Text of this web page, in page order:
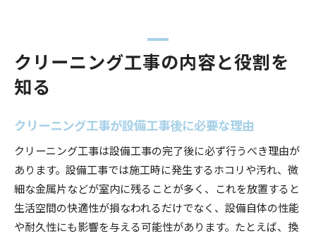
建設業許可と設備工事の安全性の関係
クリーニング工事の内容と役割を
知る
クリーニング工事が設備工事後に必要な理由
クリーニング工事は設備工事の完了後に必ず行うべき理由が
あります。設備工事では施工時に発生するホコリや汚れ、微
細な金属片などが室内に残ることが多く、これを放置すると
生活空間の快適性が損なわれるだけでなく、設備自体の性能
や耐久性にも影響を与える可能性があります。たとえば、換